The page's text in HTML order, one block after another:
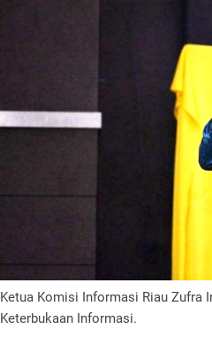
Ketua Komisi Informasi Riau Zufra
Keterbukaan Informasi.